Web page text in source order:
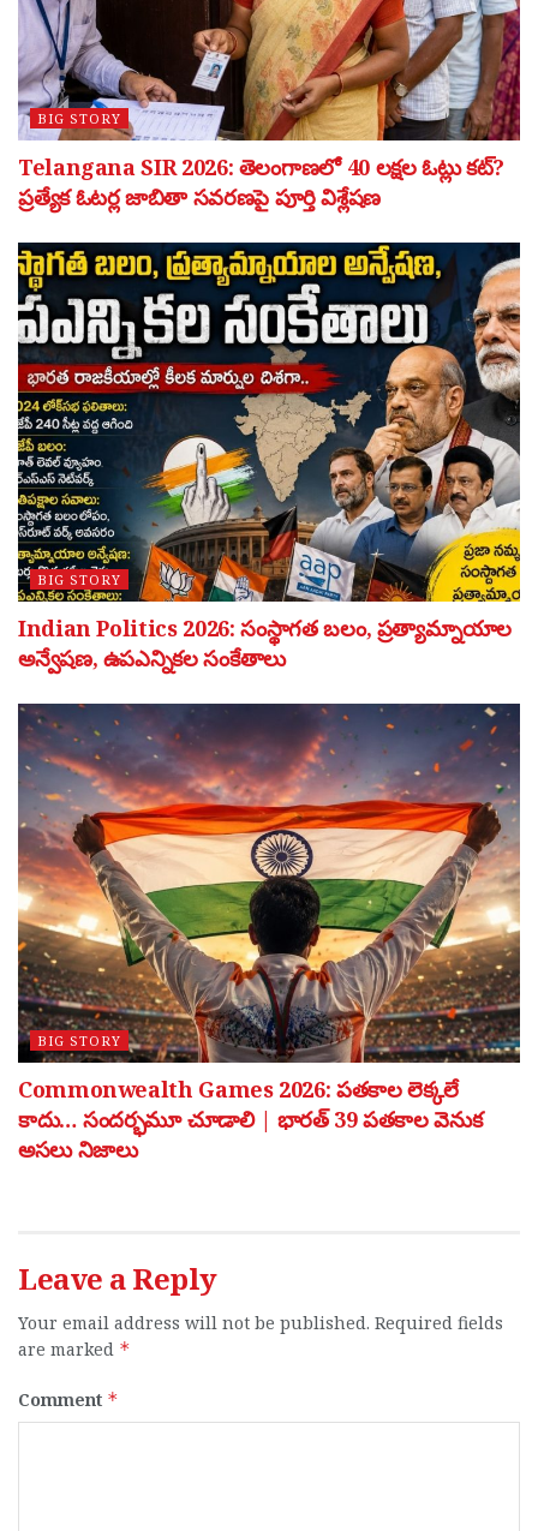
BIG STORY
Telangana SIR 2026: తెలంగాణలో 40 లక్షల ఓట్లు కట్?
ప్రత్యేక ఓటర్ల జాబితా సవరణపై పూర్తి విశ్లేషణ
BIG STORY
Indian Politics 2026: సంస్థాగత బలం, ప్రత్యామ్నాయాల
అన్వేషణ, ఉపఎన్నికల సంకేతాలు
BIG STORY
Commonwealth Games 2026: పతకాల లెక్కలే
కాదు… సందర్భమూ చూడాలి | భారత్ 39 పతకాల వెనుక
అసలు నిజాలు
Leave a Reply
Your email address will not be published. Required fields
are marked *
Comment *